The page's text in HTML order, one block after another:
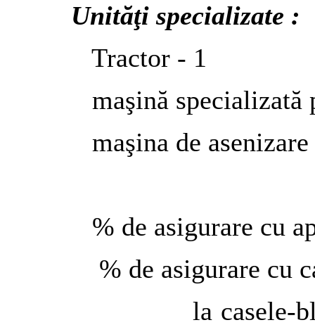
Unităţi specializate :
Tractor - 1
maşină specializată
maşina de asenizare
% de asigurare cu
% de asigurare cu
la casele-bloc–